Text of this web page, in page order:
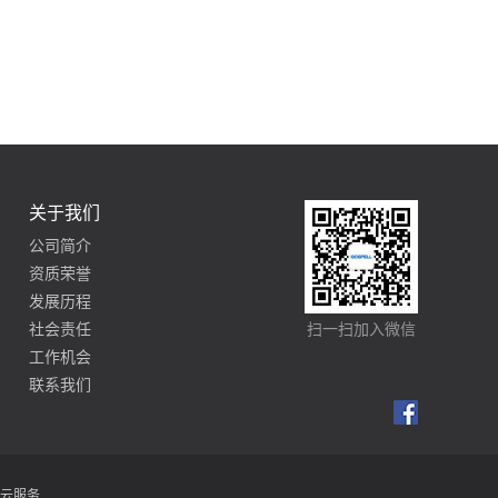
关于我们
公司简介
资质荣誉
发展历程
社会责任
工作机会
联系我们
扫一扫加入微信